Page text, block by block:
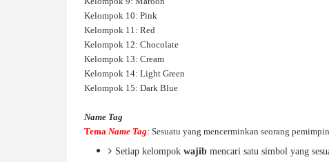
Kelompok 10: Pink
Kelompok 11: Red
Kelompok 12: Chocolate
Kelompok 13: Cream
Kelompok 14: Light Green
Kelompok 15: Dark Blue
Name Tag
Tema Name Tag: Sesuatu yang mencerminkan seorang
Setiap kelompok wajib mencari satu simbol yang